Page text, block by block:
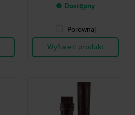
● Dostępny
Porównaj
Wyświetl produkt